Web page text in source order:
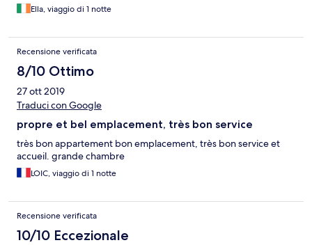
Ella, viaggio di 1 notte
Recensione verificata
8/10 Ottimo
27 ott 2019
Traduci con Google
propre et bel emplacement, très bon service
très bon appartement bon emplacement, très bon service et
accueil. grande chambre
LOIC, viaggio di 1 notte
Recensione verificata
10/10 Eccezionale